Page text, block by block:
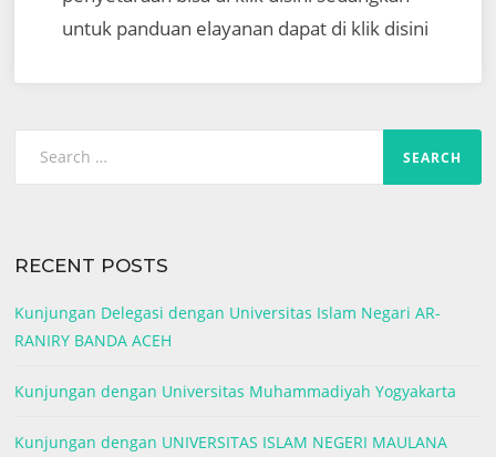
untuk panduan elayanan dapat di klik disini
RECENT POSTS
Kunjungan Delegasi dengan Universitas Islam Negari AR-
RANIRY BANDA ACEH
Kunjungan dengan Universitas Muhammadiyah Yogyakarta
Kunjungan dengan UNIVERSITAS ISLAM NEGERI MAULANA